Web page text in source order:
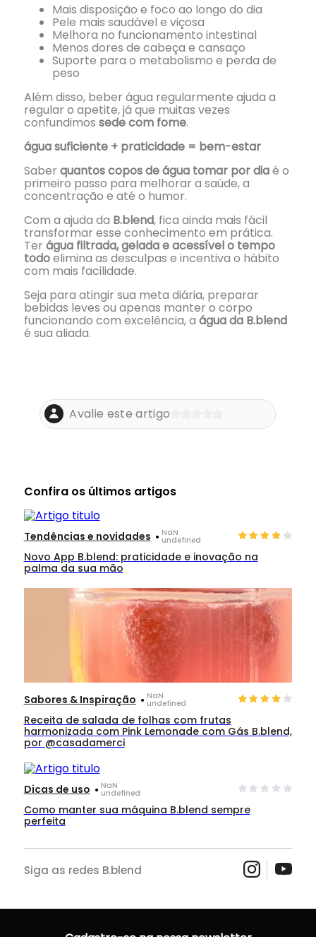
Mais disposição e foco ao longo do dia
Pele mais saudável e viçosa
Melhora no funcionamento intestinal
Menos dores de cabeça e cansaço
Suporte para o metabolismo e perda de
peso
Além disso, beber água regularmente ajuda a
regular o apetite, já que muitas vezes
confundimos sede com fome.
água suficiente + praticidade = bem-estar
Saber quantos copos de água tomar por diaé o
primeiro passo para melhorar a saúde, a
concentração e até o humor.
Com a ajuda da B.blend, fica ainda mais fácil
transformar esse conhecimento em prática.
Ter água filtrada, gelada e acessível o tempo
todoelimina as desculpas e incentiva o hábito
com mais facilidade.
Seja para atingir sua meta diária, preparar
bebidas leves ou apenas manter o corpo
funcionando com excelência, a água da B.blend
é sua aliada.
Avalie este artigo
Confira os últimos artigos
Tendências e novidades . NaN
undefined
Novo App B.blend: praticidade e inovação na
palma da sua mão
Sabores & Inspiração . NaN
undefined
Receita de salada de folhas com frutas
harmonizada com Pink Lemonade com Gás B.blend,
por @casadamerci
Dicas de uso . NaN
undefined
Como manter sua máquina B.blend sempre
perfeita
Siga as redes B.blend